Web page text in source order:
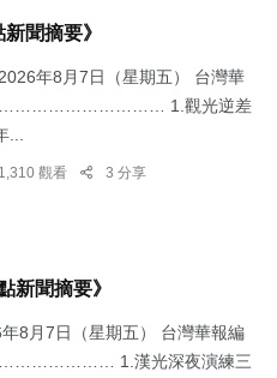
聞摘要》
年8月7日（星期五） 台灣華
1.觀光逆差
1,310 觀看 3 分享
新聞摘要》
8月7日（星期五） 台灣華報編
1.漢光深夜演練三